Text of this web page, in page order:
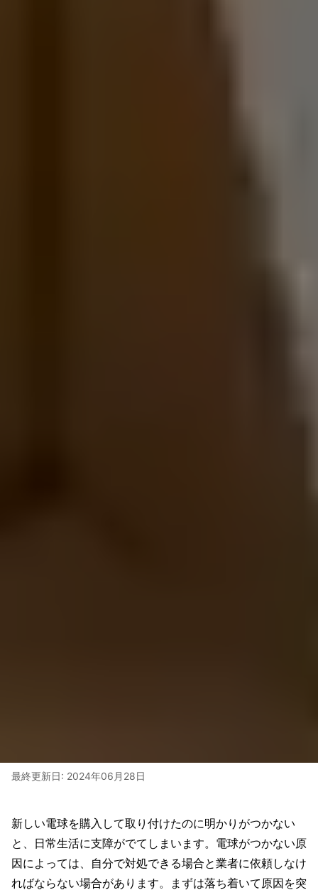
最終更新日: 2024年06月28日
新しい電球を購入して取り付けたのに明かりがつかない
と、日常生活に支障がでてしまいます。電球がつかない原
因によっては、自分で対処できる場合と業者に依頼しなけ
ればならない場合があります。まずは落ち着いて原因を突